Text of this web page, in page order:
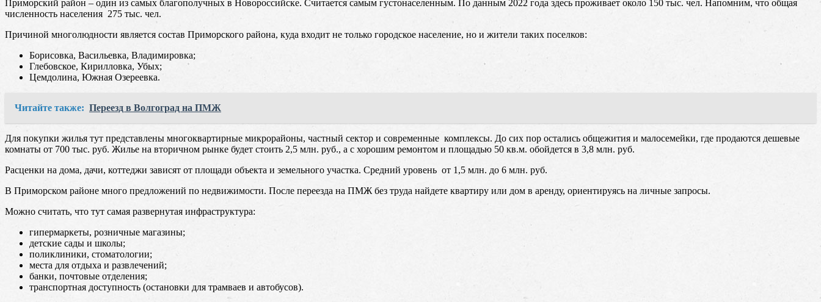
Приморский район – один из самых благополучных в Новороссийске. Считается самым густонаселенным. По данным 2022 года здесь проживает около 150 тыс. чел. Напомним, что общая
численность населения 275 тыс. чел.
Причиной многолюдности является состав Приморского района, куда входит не только городское население, но и жители таких поселков:
Борисовка, Васильевка, Владимировка;
Глебовское, Кирилловка, Убых;
Цемдолина, Южная Озереевка.
Читайте также: Переезд в Волгоград на ПМЖ
Для покупки жилья тут представлены многоквартирные микрорайоны, частный сектор и современные комплексы. До сих пор остались общежития и малосемейки, где продаются дешевые
комнаты от 700 тыс. руб. Жилье на вторичном рынке будет стоить 2,5 млн. руб., а с хорошим ремонтом и площадью 50 кв.м. обойдется в 3,8 млн. руб.
Расценки на дома, дачи, коттеджи зависят от площади объекта и земельного участка. Средний уровень от 1,5 млн. до 6 млн. руб.
В Приморском районе много предложений по недвижимости. После переезда на ПМЖ без труда найдете квартиру или дом в аренду, ориентируясь на личные запросы.
Можно считать, что тут самая развернутая инфраструктура:
гипермаркеты, розничные магазины;
детские сады и школы;
поликлиники, стоматологии;
места для отдыха и развлечений;
банки, почтовые отделения;
транспортная доступность (остановки для трамваев и автобусов).